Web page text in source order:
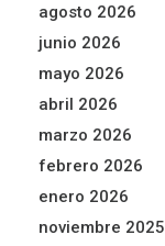
agosto 2026
junio 2026
mayo 2026
abril 2026
marzo 2026
febrero 2026
enero 2026
noviembre 2025